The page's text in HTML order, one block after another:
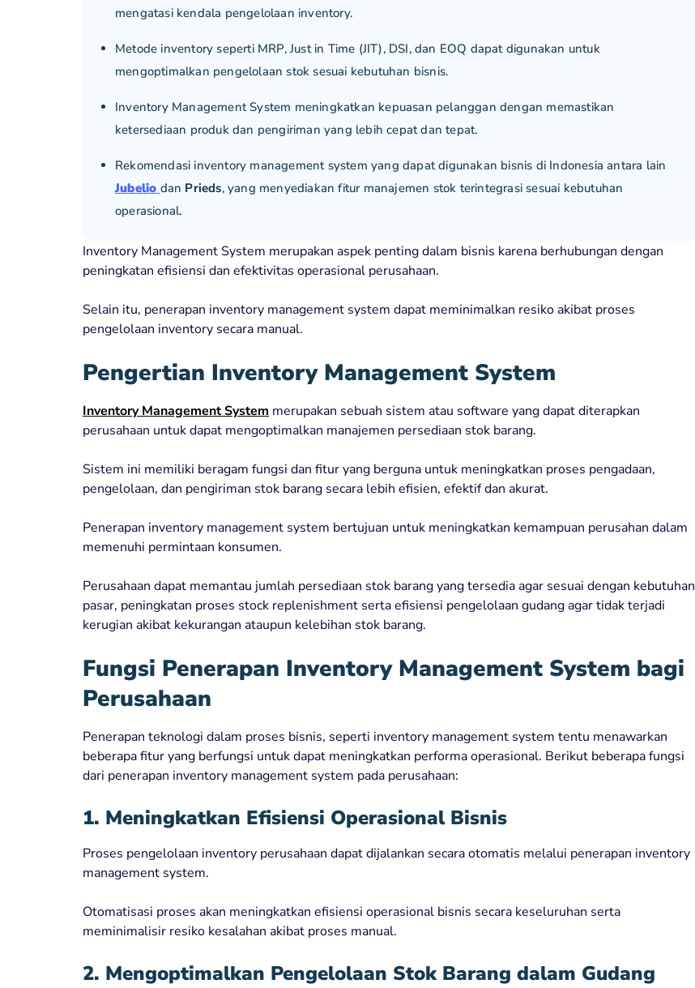
mengatasi kendala pengelolaan inventory.
Metode inventory seperti MRP, Just in Time (JIT), DSI, dan EOQ dapat digunakan untuk
mengoptimalkan pengelolaan stok sesuai kebutuhan bisnis.
Inventory Management System meningkatkan kepuasan pelanggan dengan memastikan
ketersediaan produk dan pengiriman yang lebih cepat dan tepat.
Rekomendasi inventory management system yang dapat digunakan bisnis di Indonesia antara lain
Jubelio dan Prieds, yang menyediakan fitur manajemen stok terintegrasi sesuai kebutuhan
operasional.
Inventory Management System merupakan aspek penting dalam bisnis karena berhubungan dengan
peningkatan efisiensi dan efektivitas operasional perusahaan.
Selain itu, penerapan inventory management system dapat meminimalkan resiko akibat proses
pengelolaan inventory secara manual.
Pengertian Inventory Management System
Inventory Management System merupakan sebuah sistem atau software yang dapat diterapkan
perusahaan untuk dapat mengoptimalkan manajemen persediaan stok barang.
Sistem ini memiliki beragam fungsi dan fitur yang berguna untuk meningkatkan proses pengadaan,
pengelolaan, dan pengiriman stok barang secara lebih efisien, efektif dan akurat.
Penerapan inventory management system bertujuan untuk meningkatkan kemampuan perusahan dalam
memenuhi permintaan konsumen.
Perusahaan dapat memantau jumlah persediaan stok barang yang tersedia agar sesuai dengan kebutuhan
pasar, peningkatan proses stock replenishment serta efisiensi pengelolaan gudang agar tidak terjadi
kerugian akibat kekurangan ataupun kelebihan stok barang.
Fungsi Penerapan Inventory Management System bagi
Perusahaan
Penerapan teknologi dalam proses bisnis, seperti inventory management system tentu menawarkan
beberapa fitur yang berfungsi untuk dapat meningkatkan performa operasional. Berikut beberapa fungsi
dari penerapan inventory management system pada perusahaan:
1. Meningkatkan Efisiensi Operasional Bisnis
Proses pengelolaan inventory perusahaan dapat dijalankan secara otomatis melalui penerapan inventory
management system.
Otomatisasi proses akan meningkatkan efisiensi operasional bisnis secara keseluruhan serta
meminimalisir resiko kesalahan akibat proses manual.
2. Mengoptimalkan Pengelolaan Stok Barang dalam Gudang